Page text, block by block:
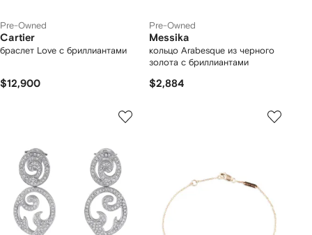
Pre-Owned
Cartier
браслет Love с бриллиантами
$12,900
Pre-Owned
Messika
кольцо Arabesque из черного
золота с бриллиантами
$2,884